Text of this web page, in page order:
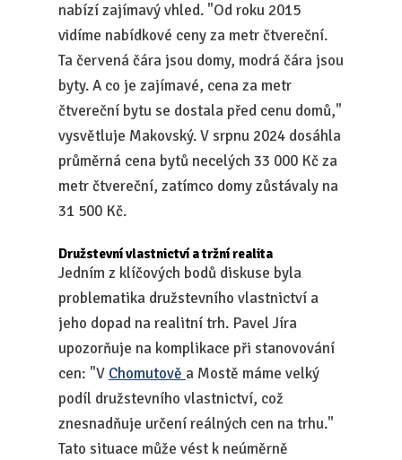
nabízí zajímavý vhled. "Od roku 2015
vidíme nabídkové ceny za metr čtvereční.
Ta červená čára jsou domy, modrá čára jsou
byty. A co je zajímavé, cena za metr
čtvereční bytu se dostala před cenu domů,"
vysvětluje Makovský. V srpnu 2024 dosáhla
průměrná cena bytů necelých 33 000 Kč za
metr čtvereční, zatímco domy zůstávaly na
31 500 Kč.
Družstevní vlastnictví a tržní realita
Jedním z klíčových bodů diskuse byla
problematika družstevního vlastnictví a
jeho dopad na realitní trh. Pavel Jíra
upozorňuje na komplikace při stanovování
cen: "V Chomutově a Mostě máme velký
podíl družstevního vlastnictví, což
znesnadňuje určení reálných cen na trhu."
Tato situace může vést k neúměrně